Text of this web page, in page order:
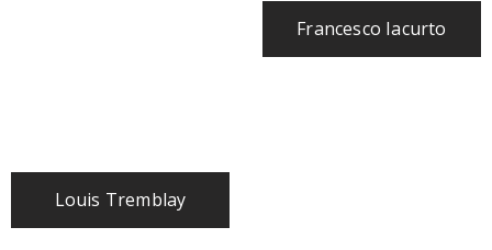
Francesco Iacurto
Louis Tremblay